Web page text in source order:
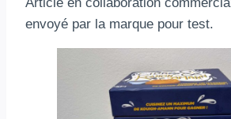
envoyé par la marque pour test.